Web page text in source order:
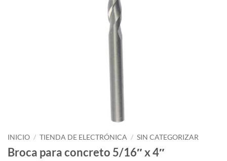
INICIO / TIENDA DE ELECTRÓNICA / SIN CATEGORIZAR
Broca para concreto 5/16″ x 4″